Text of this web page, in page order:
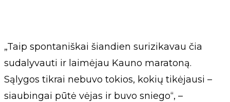
„Taip spontaniškai šiandien surizikavau čia
sudalyvauti ir laimėjau Kauno maratoną.
Sąlygos tikrai nebuvo tokios, kokių tikėjausi –
siaubingai pūtė vėjas ir buvo sniego“, –